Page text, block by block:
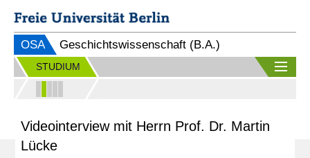
OSA Geschichtswissenschaft (B.A.)
STUDIUM
Videointerview mit Herrn Prof. Dr. Martin
Lücke